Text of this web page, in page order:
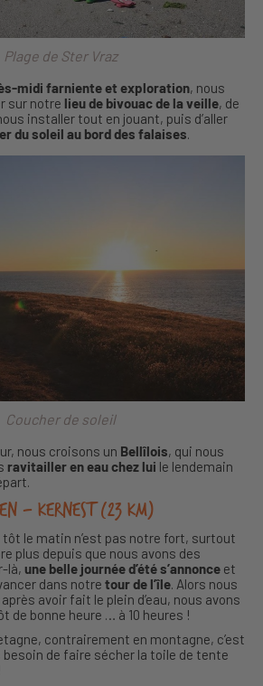
Plage de Ster Vraz
midi farniente et exploration, nous
sur notre lieu de bivouac de la veille, de
installer tout en jouant, puis d’aller
du soleil au bord des falaises.
Coucher de soleil
nous croisons un Bellîlois, qui nous
ravitailler en eau chez lui le lendemain
– Kernest (23 km)
le matin n’est pas notre fort, surtout
plus depuis que nous avons des
là, une belle journée d’été s’annonce et
dans notre tour de l’île. Alors nous
avoir fait le plein d’eau, nous avons
de bonne heure … à 10 heures !
contrairement en montagne, c’est
besoin de faire sécher la toile de tente